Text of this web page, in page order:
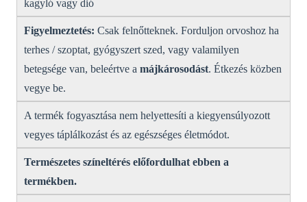
kagyló vagy dió
Figyelmeztetés: Csak felnőtteknek. Forduljon orvoshoz ha
terhes / szoptat, gyógyszert szed, vagy valamilyen
betegsége van, beleértve a májkárosodást. Étkezés közben
vegye be.
A termék fogyasztása nem helyettesíti a kiegyensúlyozott
vegyes táplálkozást és az egészséges életmódot.
Természetes színeltérés előfordulhat ebben a
termékben.